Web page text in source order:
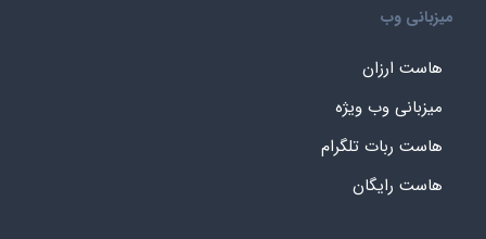
میزبانی وب
هاست ارزان
میزبانی وب ویژه
هاست ربات تلگرام
هاست رایگان